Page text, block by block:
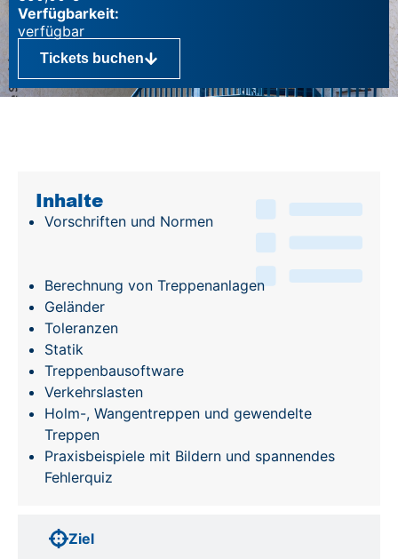
Verfügbarkeit:
Tickets buchen
Ziel
Inhalte
Vorschriften und Normen
Berechnung von Treppenanlagen
Geländer
Toleranzen
Statik
Treppenbausoftware
Verkehrslasten
Holm-, Wangentreppen und gewendelte
Treppen
Praxisbeispiele mit Bildern und spannendes
Fehlerquiz